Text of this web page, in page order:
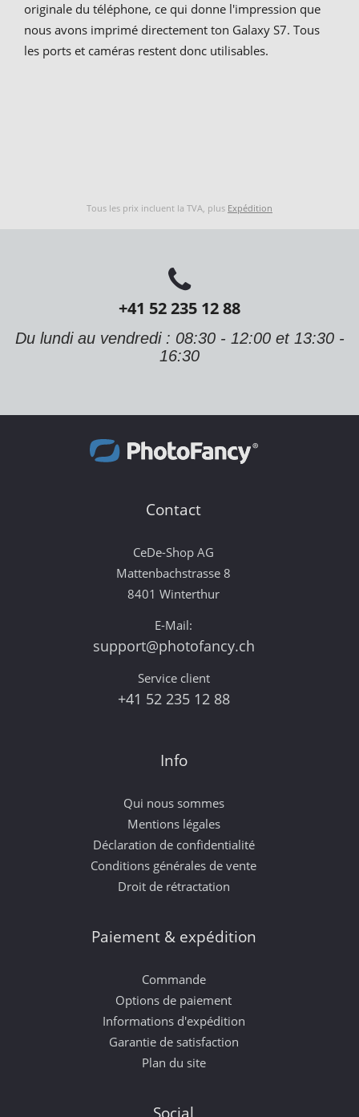
originale du téléphone, ce qui donne l'impression que
nous avons imprimé directement ton Galaxy S7. Tous
les ports et caméras restent donc utilisables.
Tous les prix incluent la TVA, plus Expédition
+41 52 235 12 88
Du lundi au vendredi : 08:30 - 12:00 et 13:30 -
16:30
Contact
CeDe-Shop AG
Mattenbachstrasse 8
8401 Winterthur
E-Mail:
support@photofancy.ch
Service client
+41 52 235 12 88
Info
Qui nous sommes
Mentions légales
Déclaration de confidentialité
Conditions générales de vente
Droit de rétractation
Paiement & expédition
Commande
Options de paiement
Informations d'expédition
Garantie de satisfaction
Plan du site